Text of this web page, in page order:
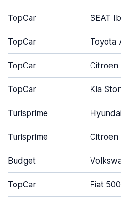
TopCar SEAT
TopCar Toyota
TopCar Citroen
TopCar Kia
Turisprime
Turisprime Citroen
Budget
TopCar Fiat 500